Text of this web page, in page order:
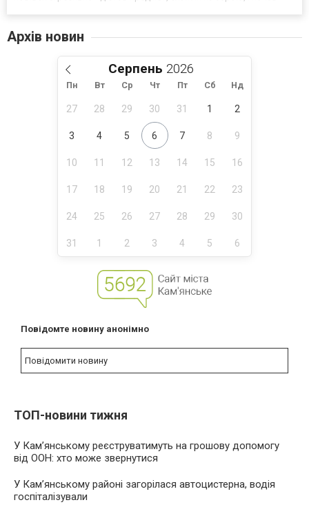
Архів новин
Серпень
Пн Вт Ср Чт Пт Сб Нд
27 28 29 30 31 1 2
3 4 5 6 7 8 9
10 11 12 13 14 15 16
17 18 19 20 21 22 23
24 25 26 27 28 29 30
31 1 2 3 4 5 6
Повідомте новину анонімно
Повідомити новину
ТОП-новини тижня
У Кам’янському реєструватимуть на грошову допомогу
від ООН: хто може звернутися
У Кам’янському районі загорілася автоцистерна, водія
госпіталізували